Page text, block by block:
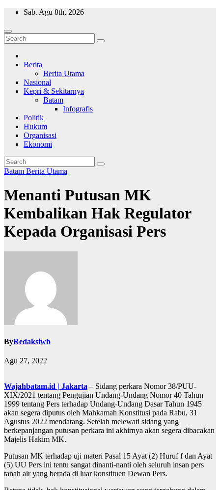
Skip
content
Sab. Agu 8th, 2026
Wajah Batam
CCTV nya kota Batam
Berita
Berita Utama
Nasional
Kepri & Sekitarnya
Batam
Infografis
Politik
Hukum
Organisasi
Ekonomi
Batam Berita Utama
Menanti Putusan MK
Kembalikan Hak Regulator
Kepada Organisasi Pers
ByRedaksiwb
Agu 27, 2022
Wajahbatam.id | Jakarta – Sidang perkara Nomor 38/PUU-
XIX/2021 tentang Pengujian Undang-Undang Nomor 40 Tahun
1999 tentang Pers terhadap Undang-Undang Dasar Tahun 1945
akan segera diputus oleh Mahkamah Konstitusi pada Rabu, 31
Agustus 2022 mendatang. Setelah melewati sidang yang
berkepanjangan putusan perkara ini akhirnya akan segera dibacakan
Majelis Hakim MK.
Putusan MK terhadap uji materi Pasal 15 Ayat (2) Huruf f dan Ayat
(5) UU Pers ini tentu sangat dinanti-nanti oleh seluruh insan pers
tanah air yang berada di luar konstituen Dewan Pers.